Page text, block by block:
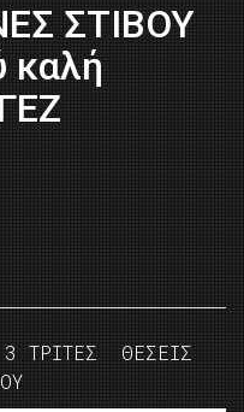
ΣΤΙΒΟΥ
ΤΡΙΤΕΣ ΘΕΣΕΙΣ